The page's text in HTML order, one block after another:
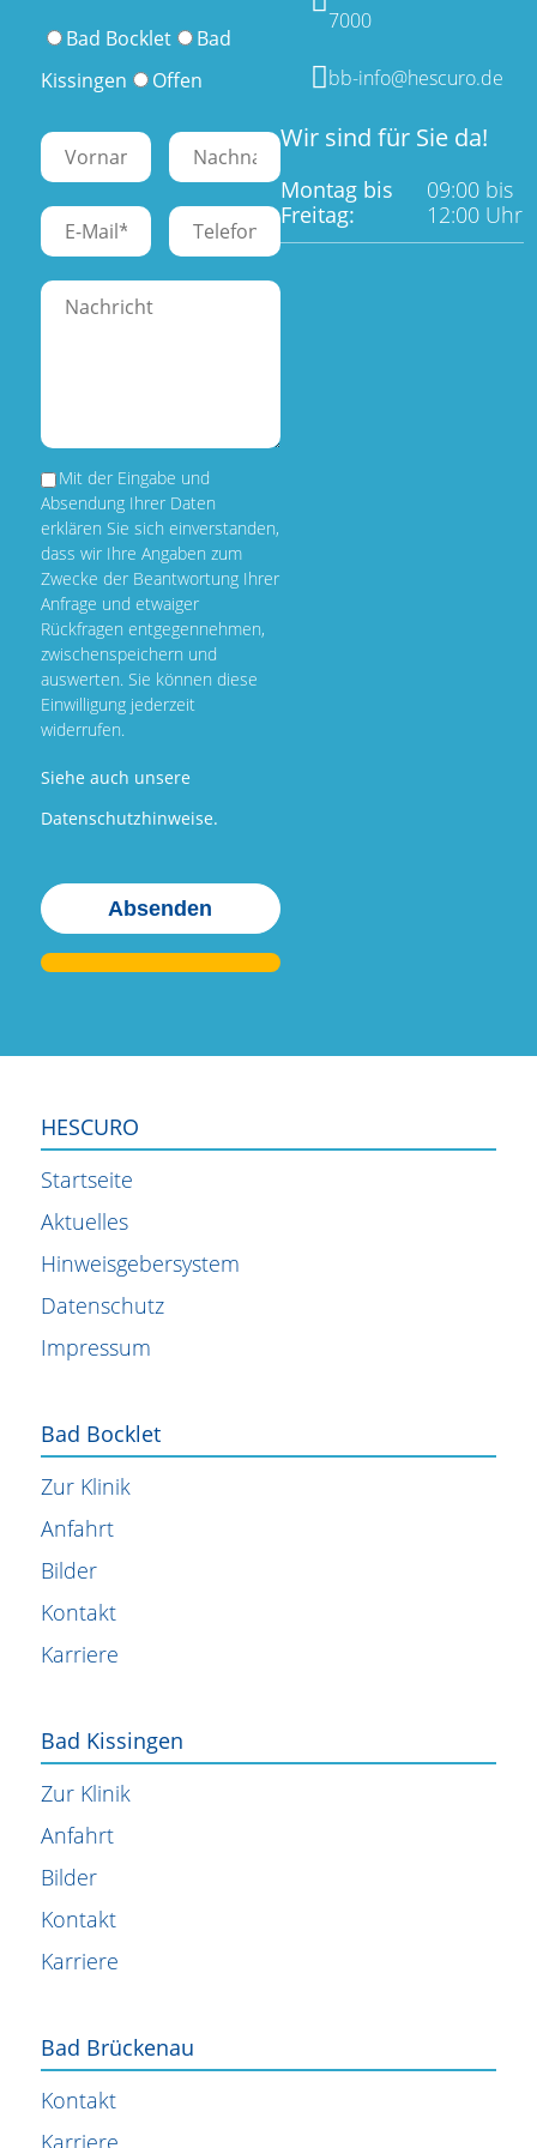
Bad Bocklet
Bad
Kissingen
Offen
Mit der Eingabe und
Absendung Ihrer Daten
erklären Sie sich einverstanden,
dass wir Ihre Angaben zum
Zwecke der Beantwortung Ihrer
Anfrage und etwaiger
Rückfragen entgegennehmen,
zwischenspeichern und
auswerten. Sie können diese
Einwilligung jederzeit
widerrufen.
Siehe auch unsere
Datenschutzhinweise.
Bitte
lasse
dieses
Bitte
lasse
dieses
Bitte
lasse
dieses
leer.
Bitte
lasse
dieses
leer.
7000
bb-info@hescuro.de
Wir sind für Sie da!
Montag bis
Freitag:
09:00 bis
12:00 Uhr
HESCURO
Startseite
Aktuelles
Hinweisgebersystem
Datenschutz
Impressum
Bad Bocklet
Zur Klinik
Anfahrt
Bilder
Kontakt
Karriere
Bad Kissingen
Zur Klinik
Anfahrt
Bilder
Kontakt
Karriere
Bad Brückenau
Kontakt
Karriere